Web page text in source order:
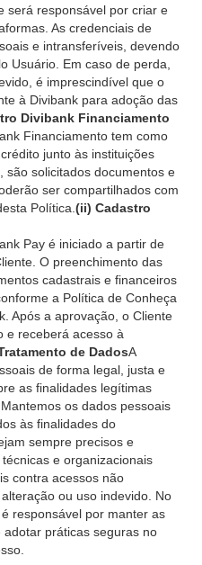
será responsável por criar e
As credenciais de
e intransferíveis, devendo
Usuário. Em caso de perda,
é imprescindível que o
à Divibank para adoção das
Divibank Financiamento
Financiamento tem como
junto às instituições
são solicitados documentos e
ser compartilhados com
Política. (ii) Cadastro
Pay é iniciado a partir de
O preenchimento das
cadastrais e financeiros
a Política de Conheça
Após a aprovação, o Cliente
e receberá acesso à
de DadosA
de forma legal, justa e
as finalidades legítimas
os dados pessoais
às finalidades do
sempre precisos e
e organizacionais
contra acessos não
ou uso indevido. No
responsável por manter as
práticas seguras no